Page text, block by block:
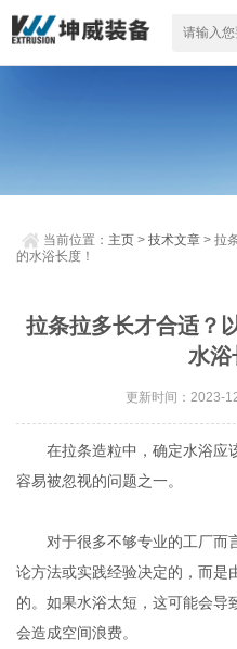
当前位置： 主页 >技术文章 > 拉
的水浴长度！
拉条拉多长才合适？
水浴
更新时间：2023-
在拉条造粒中，确定水浴应
容易被忽视的问题之一。
对于很多不够专业的工厂而
论方法或实践经验决定的，而是
的。如果水浴太短，这可能会导
会造成空间浪费。